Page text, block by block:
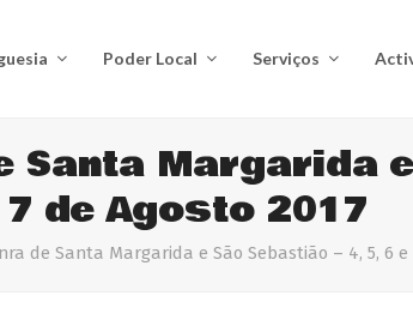
Poder Local Serviços
Santa Margarida
7 de Agosto 2017
de Santa Margarida e São Sebastião – 4, 5, 6 e